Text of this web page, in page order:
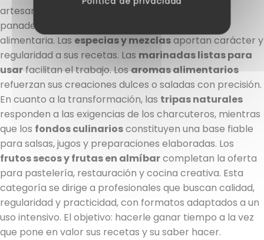
artesanos, charcuteros, empresas de catering,
panaderos y profesionales de la transformación
alimentaria. Las especias y mezclasaportan carácter y
regularidad a sus recetas. Las marinadas listas para
usar facilitan el trabajo. Losaromas alimentarios
refuerzan sus creaciones dulces o saladas con precisión.
En cuanto a la transformación, las tripas naturales
responden a las exigencias de los charcuteros, mientras
que los fondos culinariosconstituyen una base fiable
para salsas, jugos y preparaciones elaboradas. Los
frutos secos y frutas en almíbarcompletan la oferta
para pastelería, restauración y cocina creativa. Esta
categoría se dirige a profesionales que buscan calidad,
regularidad y practicidad, con formatos adaptados a un
uso intensivo. El objetivo: hacerle ganar tiempo a la vez
que pone en valor sus recetas y su saber hacer.